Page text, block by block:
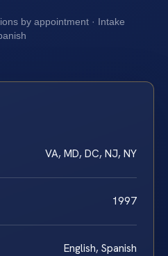
by appointment · Intake
VA, MD, DC, NJ, NY
1997
English, Spanish